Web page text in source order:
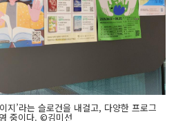
지’라는 슬로건을 내걸고, 다양한 프로그
중이다. ©김미선